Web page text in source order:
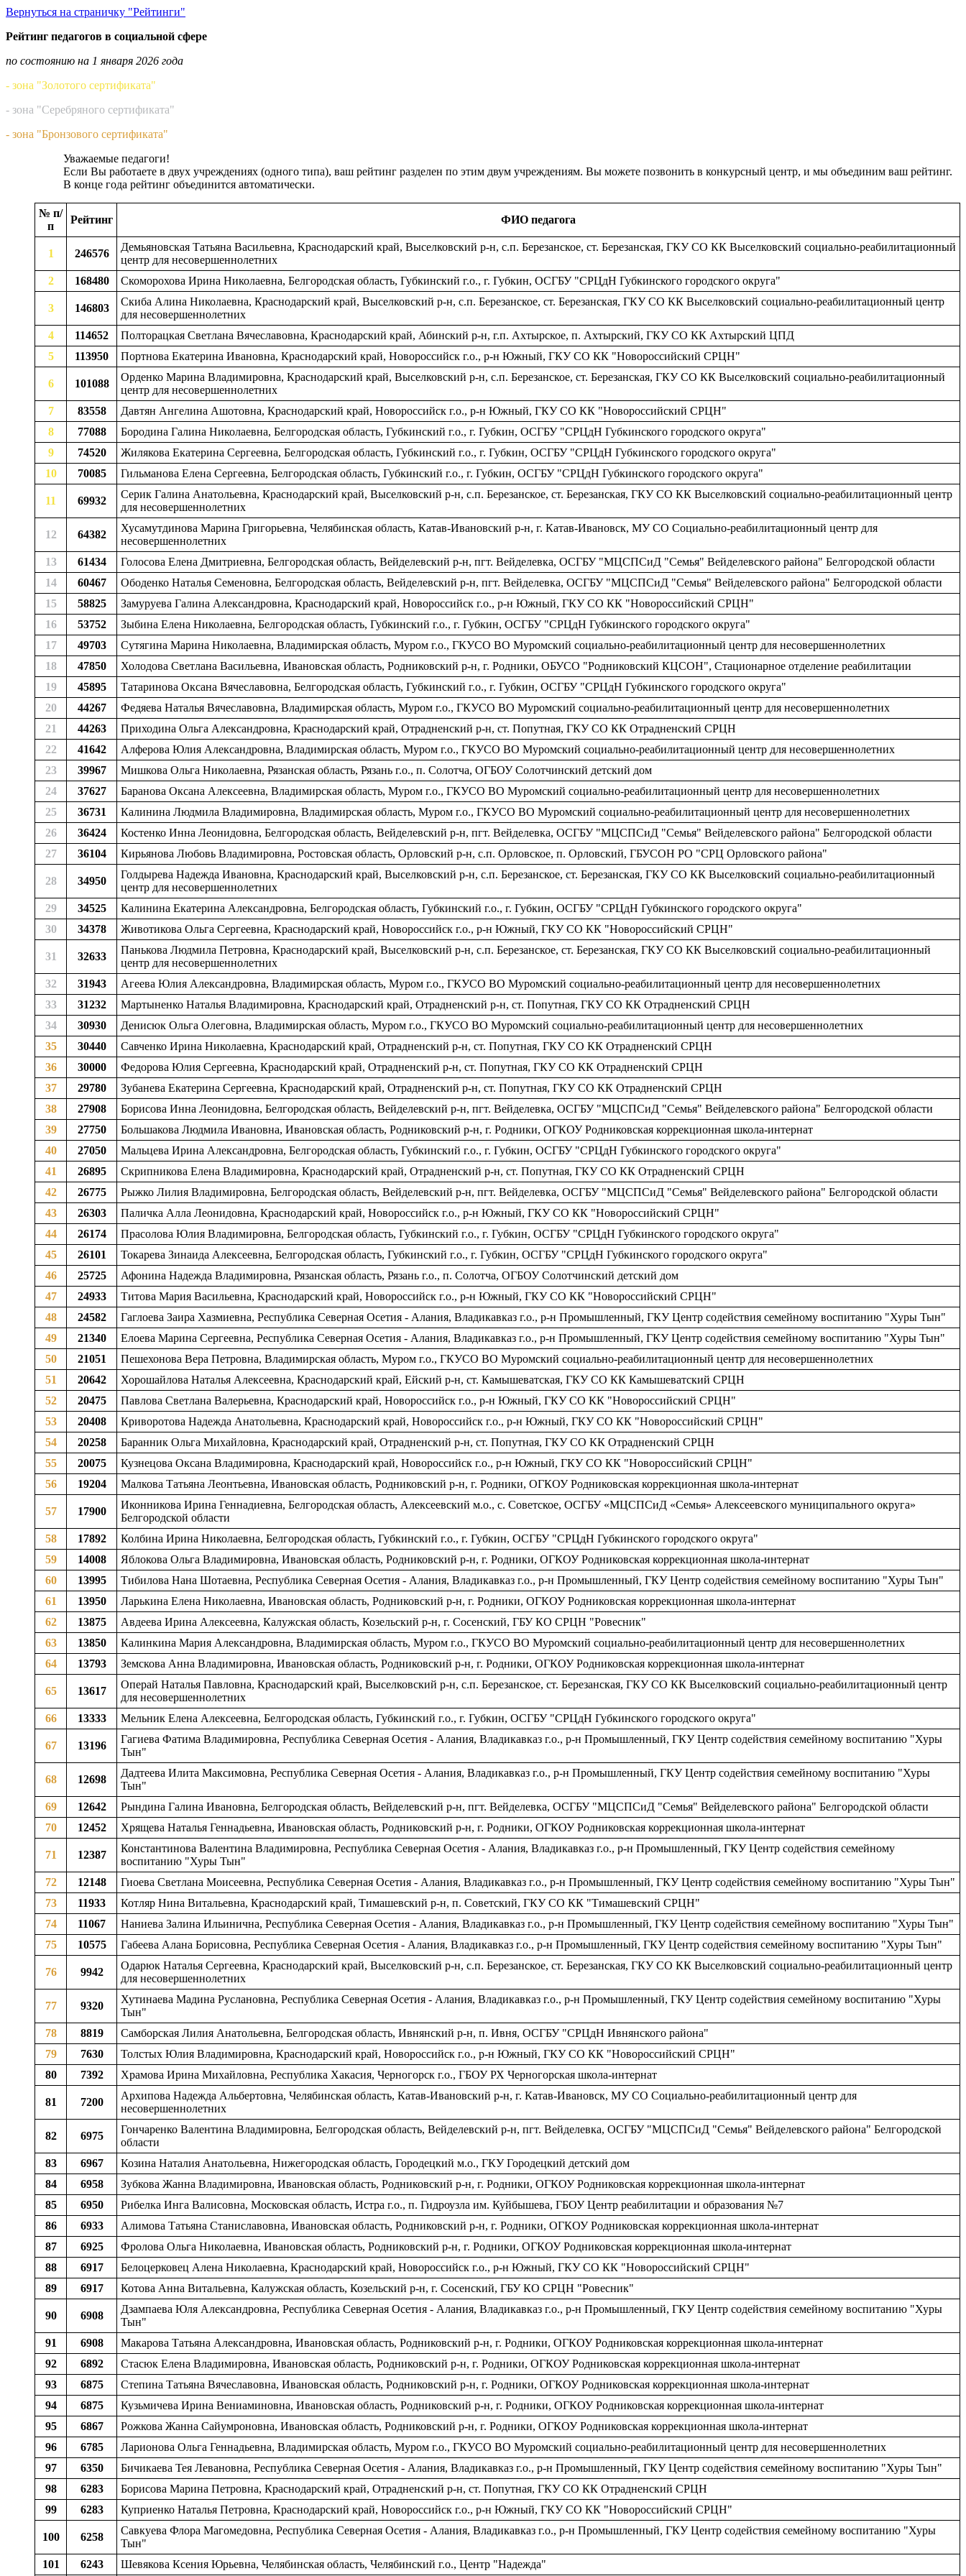
Вернуться на страничку "Рейтинги"
Рейтинг педагогов в социальной сфере
по состоянию на 1 января 2026 года
- зона "Золотого сертификата"
- зона "Серебряного сертификата"
- зона "Бронзового сертификата"
Уважаемые педагоги!
Если Вы работаете в двух учреждениях (одного типа), ваш рейтинг разделен по этим двум учреждениям. Вы можете позвонить в конкурсный центр, и мы объединим ваш рейтинг.
В конце года рейтинг объединится автоматически.
№ п/
п
Рейтинг ФИО педагога
1 246576
Демьяновская Татьяна Васильевна, Краснодарский край, Выселковский р-н, c.п. Березанское, ст. Березанская, ГКУ СО КК Выселковский социально-реабилитационный
центр для несовершеннолетних
2
168480 Скоморохова Ирина Николаевна, Белгородская область, Губкинский г.о., г. Губкин, ОСГБУ "СРЦдН Губкинского городского округа"
3 146803
Скиба Алина Николаевна, Краснодарский край, Выселковский р-н, c.п. Березанское, ст. Березанская, ГКУ СО КК Выселковский социально-реабилитационный центр
для несовершеннолетних
4
114652
Полторацкая Светлана Вячеславовна, Краснодарский край, Абинский р-н, г.п. Ахтырское, п. Ахтырский, ГКУ СО КК Ахтырский ЦПД
5
113950 Портнова Екатерина Ивановна, Краснодарский край, Новороссийск г.о., р-н Южный, ГКУ СО КК "Новороссийский СРЦН"
6 101088
Орденко Марина Владимировна, Краснодарский край, Выселковский р-н, c.п. Березанское, ст. Березанская, ГКУ СО КК Выселковский социально-реабилитационный
центр для несовершеннолетних
7
83558
Давтян Ангелина Ашотовна, Краснодарский край, Новороссийск г.о., р-н Южный, ГКУ СО КК "Новороссийский СРЦН"
8
77088
Бородина Галина Николаевна, Белгородская область, Губкинский г.о., г. Губкин, ОСГБУ "СРЦдН Губкинского городского округа"
9
74520
Жилякова Екатерина Сергеевна, Белгородская область, Губкинский г.о., г. Губкин, ОСГБУ "СРЦдН Губкинского городского округа"
10
70085 Гильманова Елена Сергеевна, Белгородская область, Губкинский г.о., г. Губкин, ОСГБУ "СРЦдН Губкинского городского округа"
11 69932
Серик Галина Анатольевна, Краснодарский край, Выселковский р-н, c.п. Березанское, ст. Березанская, ГКУ СО КК Выселковский социально-реабилитационный центр
для несовершеннолетних
12 64382
Хусамутдинова Марина Григорьевна, Челябинская область, Катав-Ивановский р-н, г. Катав-Ивановск, МУ СО Социально-реабилитационный центр для
несовершеннолетних
13
61434
Голосова Елена Дмитриевна, Белгородская область, Вейделевский р-н, пгт. Вейделевка, ОСГБУ "МЦСПСиД "Семья" Вейделевского района" Белгородской области
14
60467
Ободенко Наталья Семеновна, Белгородская область, Вейделевский р-н, пгт. Вейделевка, ОСГБУ "МЦСПСиД "Семья" Вейделевского района" Белгородской области
15
58825
Замуруева Галина Александровна, Краснодарский край, Новороссийск г.о., р-н Южный, ГКУ СО КК "Новороссийский СРЦН"
16
53752
Зыбина Елена Николаевна, Белгородская область, Губкинский г.о., г. Губкин, ОСГБУ "СРЦдН Губкинского городского округа"
17
49703
Сутягина Марина Николаевна, Владимирская область, Муром г.о., ГКУСО ВО Муромский социально-реабилитационный центр для несовершеннолетних
18
47850
Холодова Светлана Васильевна, Ивановская область, Родниковский р-н, г. Родники, ОБУСО "Родниковский КЦСОН", Стационарное отделение реабилитации
19
45895
Татаринова Оксана Вячеславовна, Белгородская область, Губкинский г.о., г. Губкин, ОСГБУ "СРЦдН Губкинского городского округа"
20
44267
Федяева Наталья Вячеславовна, Владимирская область, Муром г.о., ГКУСО ВО Муромский социально-реабилитационный центр для несовершеннолетних
21
44263
Приходина Ольга Александровна, Краснодарский край, Отрадненский р-н, ст. Попутная, ГКУ СО КК Отрадненский СРЦН
22
41642
Алферова Юлия Александровна, Владимирская область, Муром г.о., ГКУСО ВО Муромский социально-реабилитационный центр для несовершеннолетних
23
39967
Мишкова Ольга Николаевна, Рязанская область, Рязань г.о., п. Солотча, ОГБОУ Солотчинский детский дом
24
37627
Баранова Оксана Алексеевна, Владимирская область, Муром г.о., ГКУСО ВО Муромский социально-реабилитационный центр для несовершеннолетних
25
36731
Калинина Людмила Владимировна, Владимирская область, Муром г.о., ГКУСО ВО Муромский социально-реабилитационный центр для несовершеннолетних
26
36424
Костенко Инна Леонидовна, Белгородская область, Вейделевский р-н, пгт. Вейделевка, ОСГБУ "МЦСПСиД "Семья" Вейделевского района" Белгородской области
27
36104 Кирьянова Любовь Владимировна, Ростовская область, Орловский р-н, с.п. Орловское, п. Орловский, ГБУСОН РО "СРЦ Орловского района"
28 34950
Голдырева Надежда Ивановна, Краснодарский край, Выселковский р-н, c.п. Березанское, ст. Березанская, ГКУ СО КК Выселковский социально-реабилитационный
центр для несовершеннолетних
29
34525
Калинина Екатерина Александровна, Белгородская область, Губкинский г.о., г. Губкин, ОСГБУ "СРЦдН Губкинского городского округа"
30
34378 Животикова Ольга Сергеевна, Краснодарский край, Новороссийск г.о., р-н Южный, ГКУ СО КК "Новороссийский СРЦН"
31 32633
Панькова Людмила Петровна, Краснодарский край, Выселковский р-н, c.п. Березанское, ст. Березанская, ГКУ СО КК Выселковский социально-реабилитационный
центр для несовершеннолетних
32
31943
Агеева Юлия Александровна, Владимирская область, Муром г.о., ГКУСО ВО Муромский социально-реабилитационный центр для несовершеннолетних
33
31232
Мартыненко Наталья Владимировна, Краснодарский край, Отрадненский р-н, ст. Попутная, ГКУ СО КК Отрадненский СРЦН
34
30930
Денисюк Ольга Олеговна, Владимирская область, Муром г.о., ГКУСО ВО Муромский социально-реабилитационный центр для несовершеннолетних
35
30440
Савченко Ирина Николаевна, Краснодарский край, Отрадненский р-н, ст. Попутная, ГКУ СО КК Отрадненский СРЦН
36
30000
Федорова Юлия Сергеевна, Краснодарский край, Отрадненский р-н, ст. Попутная, ГКУ СО КК Отрадненский СРЦН
37
29780
Зубанева Екатерина Сергеевна, Краснодарский край, Отрадненский р-н, ст. Попутная, ГКУ СО КК Отрадненский СРЦН
38
27908
Борисова Инна Леонидовна, Белгородская область, Вейделевский р-н, пгт. Вейделевка, ОСГБУ "МЦСПСиД "Семья" Вейделевского района" Белгородской области
39
27750
Большакова Людмила Ивановна, Ивановская область, Родниковский р-н, г. Родники, ОГКОУ Родниковская коррекционная школа-интернат
40
27050
Мальцева Ирина Александровна, Белгородская область, Губкинский г.о., г. Губкин, ОСГБУ "СРЦдН Губкинского городского округа"
41
26895
Скрипникова Елена Владимировна, Краснодарский край, Отрадненский р-н, ст. Попутная, ГКУ СО КК Отрадненский СРЦН
42
26775
Рыжко Лилия Владимировна, Белгородская область, Вейделевский р-н, пгт. Вейделевка, ОСГБУ "МЦСПСиД "Семья" Вейделевского района" Белгородской области
43
26303
Паличка Алла Леонидовна, Краснодарский край, Новороссийск г.о., р-н Южный, ГКУ СО КК "Новороссийский СРЦН"
44
26174
Прасолова Юлия Владимировна, Белгородская область, Губкинский г.о., г. Губкин, ОСГБУ "СРЦдН Губкинского городского округа"
45
26101
Токарева Зинаида Алексеевна, Белгородская область, Губкинский г.о., г. Губкин, ОСГБУ "СРЦдН Губкинского городского округа"
46
25725
Афонина Надежда Владимировна, Рязанская область, Рязань г.о., п. Солотча, ОГБОУ Солотчинский детский дом
47
24933
Титова Мария Васильевна, Краснодарский край, Новороссийск г.о., р-н Южный, ГКУ СО КК "Новороссийский СРЦН"
48
24582
Гаглоева Заира Хазмиевна, Республика Северная Осетия - Алания, Владикавказ г.о., р-н Промышленный, ГКУ Центр содействия семейному воспитанию "Хуры Тын"
49
21340
Елоева Марина Сергеевна, Республика Северная Осетия - Алания, Владикавказ г.о., р-н Промышленный, ГКУ Центр содействия семейному воспитанию "Хуры Тын"
50
21051
Пешехонова Вера Петровна, Владимирская область, Муром г.о., ГКУСО ВО Муромский социально-реабилитационный центр для несовершеннолетних
51
20642
Хорошайлова Наталья Алексеевна, Краснодарский край, Ейский р-н, ст. Камышеватская, ГКУ СО КК Камышеватский СРЦН
52
20475
Павлова Светлана Валерьевна, Краснодарский край, Новороссийск г.о., р-н Южный, ГКУ СО КК "Новороссийский СРЦН"
53
20408
Криворотова Надежда Анатольевна, Краснодарский край, Новороссийск г.о., р-н Южный, ГКУ СО КК "Новороссийский СРЦН"
54
20258
Баранник Ольга Михайловна, Краснодарский край, Отрадненский р-н, ст. Попутная, ГКУ СО КК Отрадненский СРЦН
55
20075
Кузнецова Оксана Владимировна, Краснодарский край, Новороссийск г.о., р-н Южный, ГКУ СО КК "Новороссийский СРЦН"
56
19204 Малкова Татьяна Леонтьевна, Ивановская область, Родниковский р-н, г. Родники, ОГКОУ Родниковская коррекционная школа-интернат
57 17900
Иконникова Ирина Геннадиевна, Белгородская область, Алексеевский м.о., c. Советское, ОСГБУ «МЦСПСиД «Семья» Алексеевского муниципального округа»
Белгородской области
58
17892
Колбина Ирина Николаевна, Белгородская область, Губкинский г.о., г. Губкин, ОСГБУ "СРЦдН Губкинского городского округа"
59
14008
Яблокова Ольга Владимировна, Ивановская область, Родниковский р-н, г. Родники, ОГКОУ Родниковская коррекционная школа-интернат
60
13995
Тибилова Нана Шотаевна, Республика Северная Осетия - Алания, Владикавказ г.о., р-н Промышленный, ГКУ Центр содействия семейному воспитанию "Хуры Тын"
61
13950
Ларькина Елена Николаевна, Ивановская область, Родниковский р-н, г. Родники, ОГКОУ Родниковская коррекционная школа-интернат
62
13875
Авдеева Ирина Алексеевна, Калужская область, Козельский р-н, г. Сосенский, ГБУ КО СРЦН "Ровесник"
63
13850
Калинкина Мария Александровна, Владимирская область, Муром г.о., ГКУСО ВО Муромский социально-реабилитационный центр для несовершеннолетних
64
13793 Земскова Анна Владимировна, Ивановская область, Родниковский р-н, г. Родники, ОГКОУ Родниковская коррекционная школа-интернат
65 13617
Операй Наталья Павловна, Краснодарский край, Выселковский р-н, c.п. Березанское, ст. Березанская, ГКУ СО КК Выселковский социально-реабилитационный центр
для несовершеннолетних
66
13333 Мельник Елена Алексеевна, Белгородская область, Губкинский г.о., г. Губкин, ОСГБУ "СРЦдН Губкинского городского округа"
67 13196
Гагиева Фатима Владимировна, Республика Северная Осетия - Алания, Владикавказ г.о., р-н Промышленный, ГКУ Центр содействия семейному воспитанию "Хуры
Тын"
68 12698
Дадтеева Илита Максимовна, Республика Северная Осетия - Алания, Владикавказ г.о., р-н Промышленный, ГКУ Центр содействия семейному воспитанию "Хуры
Тын"
69
12642
Рындина Галина Ивановна, Белгородская область, Вейделевский р-н, пгт. Вейделевка, ОСГБУ "МЦСПСиД "Семья" Вейделевского района" Белгородской области
70
12452 Хрящева Наталья Геннадьевна, Ивановская область, Родниковский р-н, г. Родники, ОГКОУ Родниковская коррекционная школа-интернат
71 12387
Константинова Валентина Владимировна, Республика Северная Осетия - Алания, Владикавказ г.о., р-н Промышленный, ГКУ Центр содействия семейному
воспитанию "Хуры Тын"
72
12148
Гиоева Светлана Моисеевна, Республика Северная Осетия - Алания, Владикавказ г.о., р-н Промышленный, ГКУ Центр содействия семейному воспитанию "Хуры Тын"
73
11933
Котляр Нина Витальевна, Краснодарский край, Тимашевский р-н, п. Советский, ГКУ СО КК "Тимашевский СРЦН"
74
11067
Наниева Залина Ильинична, Республика Северная Осетия - Алания, Владикавказ г.о., р-н Промышленный, ГКУ Центр содействия семейному воспитанию "Хуры Тын"
75
10575 Габеева Алана Борисовна, Республика Северная Осетия - Алания, Владикавказ г.о., р-н Промышленный, ГКУ Центр содействия семейному воспитанию "Хуры Тын"
76 9942
Одарюк Наталья Сергеевна, Краснодарский край, Выселковский р-н, c.п. Березанское, ст. Березанская, ГКУ СО КК Выселковский социально-реабилитационный центр
для несовершеннолетних
77 9320
Хутинаева Мадина Руслановна, Республика Северная Осетия - Алания, Владикавказ г.о., р-н Промышленный, ГКУ Центр содействия семейному воспитанию "Хуры
Тын"
78
8819
Самборская Лилия Анатольевна, Белгородская область, Ивнянский р-н, п. Ивня, ОСГБУ "СРЦдН Ивнянского района"
79
7630
Толстых Юлия Владимировна, Краснодарский край, Новороссийск г.о., р-н Южный, ГКУ СО КК "Новороссийский СРЦН"
80
7392 Храмова Ирина Михайловна, Республика Хакасия, Черногорск г.о., ГБОУ РХ Черногорская школа-интернат
81 7200
Архипова Надежда Альбертовна, Челябинская область, Катав-Ивановский р-н, г. Катав-Ивановск, МУ СО Социально-реабилитационный центр для
несовершеннолетних
82 6975
Гончаренко Валентина Владимировна, Белгородская область, Вейделевский р-н, пгт. Вейделевка, ОСГБУ "МЦСПСиД "Семья" Вейделевского района" Белгородской
области
83
6967
Козина Наталия Анатольевна, Нижегородская область, Городецкий м.о., ГКУ Городецкий детский дом
84
6958
Зубкова Жанна Владимировна, Ивановская область, Родниковский р-н, г. Родники, ОГКОУ Родниковская коррекционная школа-интернат
85
6950
Рибелка Инга Валисовна, Московская область, Истра г.о., п. Гидроузла им. Куйбышева, ГБОУ Центр реабилитации и образования №7
86
6933
Алимова Татьяна Станиславовна, Ивановская область, Родниковский р-н, г. Родники, ОГКОУ Родниковская коррекционная школа-интернат
87
6925
Фролова Ольга Николаевна, Ивановская область, Родниковский р-н, г. Родники, ОГКОУ Родниковская коррекционная школа-интернат
88
6917
Белоцерковец Алена Николаевна, Краснодарский край, Новороссийск г.о., р-н Южный, ГКУ СО КК "Новороссийский СРЦН"
89
6917 Котова Анна Витальевна, Калужская область, Козельский р-н, г. Сосенский, ГБУ КО СРЦН "Ровесник"
90 6908
Дзампаева Юля Александровна, Республика Северная Осетия - Алания, Владикавказ г.о., р-н Промышленный, ГКУ Центр содействия семейному воспитанию "Хуры
Тын"
91
6908
Макарова Татьяна Александровна, Ивановская область, Родниковский р-н, г. Родники, ОГКОУ Родниковская коррекционная школа-интернат
92
6892
Стасюк Елена Владимировна, Ивановская область, Родниковский р-н, г. Родники, ОГКОУ Родниковская коррекционная школа-интернат
93
6875
Степина Татьяна Вячеславовна, Ивановская область, Родниковский р-н, г. Родники, ОГКОУ Родниковская коррекционная школа-интернат
94
6875
Кузьмичева Ирина Вениаминовна, Ивановская область, Родниковский р-н, г. Родники, ОГКОУ Родниковская коррекционная школа-интернат
95
6867
Рожкова Жанна Сайумроновна, Ивановская область, Родниковский р-н, г. Родники, ОГКОУ Родниковская коррекционная школа-интернат
96
6785
Ларионова Ольга Геннадьевна, Владимирская область, Муром г.о., ГКУСО ВО Муромский социально-реабилитационный центр для несовершеннолетних
97
6350
Бичикаева Тея Левановна, Республика Северная Осетия - Алания, Владикавказ г.о., р-н Промышленный, ГКУ Центр содействия семейному воспитанию "Хуры Тын"
98
6283
Борисова Марина Петровна, Краснодарский край, Отрадненский р-н, ст. Попутная, ГКУ СО КК Отрадненский СРЦН
99
6283 Куприенко Наталья Петровна, Краснодарский край, Новороссийск г.о., р-н Южный, ГКУ СО КК "Новороссийский СРЦН"
100 6258
Савкуева Флора Магомедовна, Республика Северная Осетия - Алания, Владикавказ г.о., р-н Промышленный, ГКУ Центр содействия семейному воспитанию "Хуры
Тын"
101
6243 Шевякова Ксения Юрьевна, Челябинская область, Челябинский г.о., Центр "Надежда"